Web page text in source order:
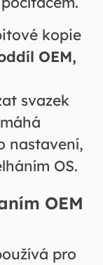
kopie
OEM,
svazek
nastavení,
OS.
OEM
pro